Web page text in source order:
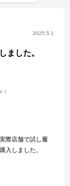
2025.5.1
した。
際店舗で試し履
入しました。